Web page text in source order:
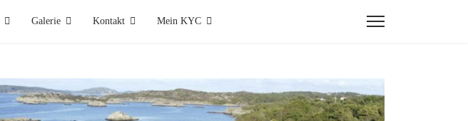
Galerie Kontakt Mein KYC